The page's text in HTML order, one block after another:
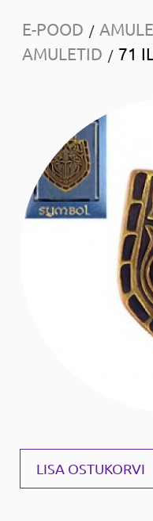
E-POOD /
AMULETID / 71
LISA OSTUKORVI